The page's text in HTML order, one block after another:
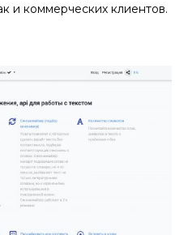
и коммерческих клиентов.